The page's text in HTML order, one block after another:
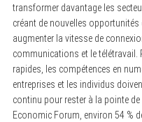
transformer davantage les
créant de nouvelles opportunités
augmenter la vitesse de
communications et le télétravail.
rapides, les compétences en
entreprises et les individus
continu pour rester à la pointe
Economic Forum, environ 54 %